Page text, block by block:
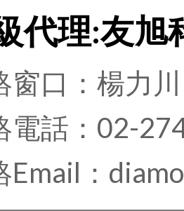
代理:友旭
窗口：楊力川
電話：02-
Email：